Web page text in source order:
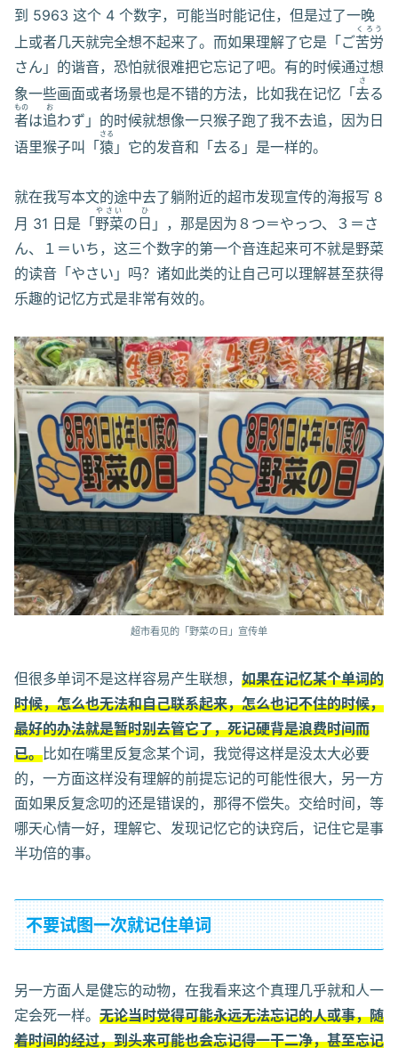
到 5963 这个 4 个数字，可能当时能记住，但是过了一晚
上或者几天就完全想不起来了。而如果理解了它是「ご苦労
くろう
さん」的谐音，恐怕就很难把它忘记了吧。有的时候通过想
象一些画面或者场景也是不错的方法，比如我在记忆「去
さ
る
者
もの
は追
お
わず」的时候就想像一只猴子跑了我不去追，因为日
语里猴子叫「猿
さる
」它的发音和「去る」是一样的。
就在我写本文的途中去了躺附近的超市发现宣传的海报写 8
月 31 日是「 野菜
やさい
の 日
ひ
」，那是因为８つ＝やっつ、３＝さ
ん、１＝いち，这三个数字的第一个音连起来可不就是野菜
的读音「やさい」吗？诸如此类的让自己可以理解甚至获得
乐趣的记忆方式是非常有效的。
超市看见的「野菜の日」宣传单
但很多单词不是这样容易产生联想， 如果在记忆某个单词的
时候，怎么也无法和自己联系起来，怎么也记不住的时候，
最好的办法就是暂时别去管它了，死记硬背是浪费时间而
已。比如在嘴里反复念某个词，我觉得这样是没太大必要
的，一方面这样没有理解的前提忘记的可能性很大，另一方
面如果反复念叨的还是错误的，那得不偿失。交给时间，等
哪天心情一好，理解它、发现记忆它的诀窍后，记住它是事
半功倍的事。
不要试图一次就记住单词
另一方面人是健忘的动物，在我看来这个真理几乎就和人一
定会死一样。 无论当时觉得可能永远无法忘记的人或事，随
着时间的经过，到头来可能也会忘记得一干二净，甚至忘记